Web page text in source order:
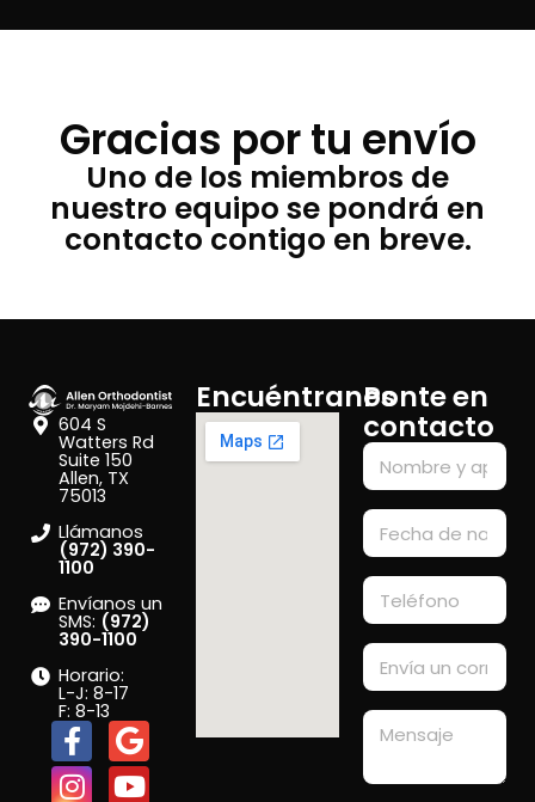
Gracias por tu envío
Uno de los miembros de
nuestro equipo se pondrá en
contacto contigo en breve.
604 S
Watters Rd
Suite 150
Allen, TX
75013
Llámanos
(972) 390-
1100
Envíanos un
SMS: (972)
390-1100
Horario:
L-J: 8-17
F: 8-13
EncuéntranosPonte en
contacto